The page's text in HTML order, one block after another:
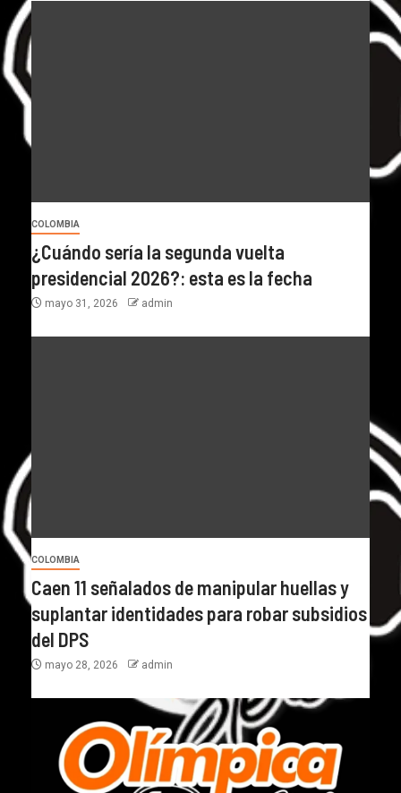
COLOMBIA
¿Cuándo sería la segunda vuelta
presidencial 2026?: esta es la fecha
mayo 31, 2026 admin
COLOMBIA
Caen 11 señalados de manipular huellas y
suplantar identidades para robar subsidios
del DPS
mayo 28, 2026 admin